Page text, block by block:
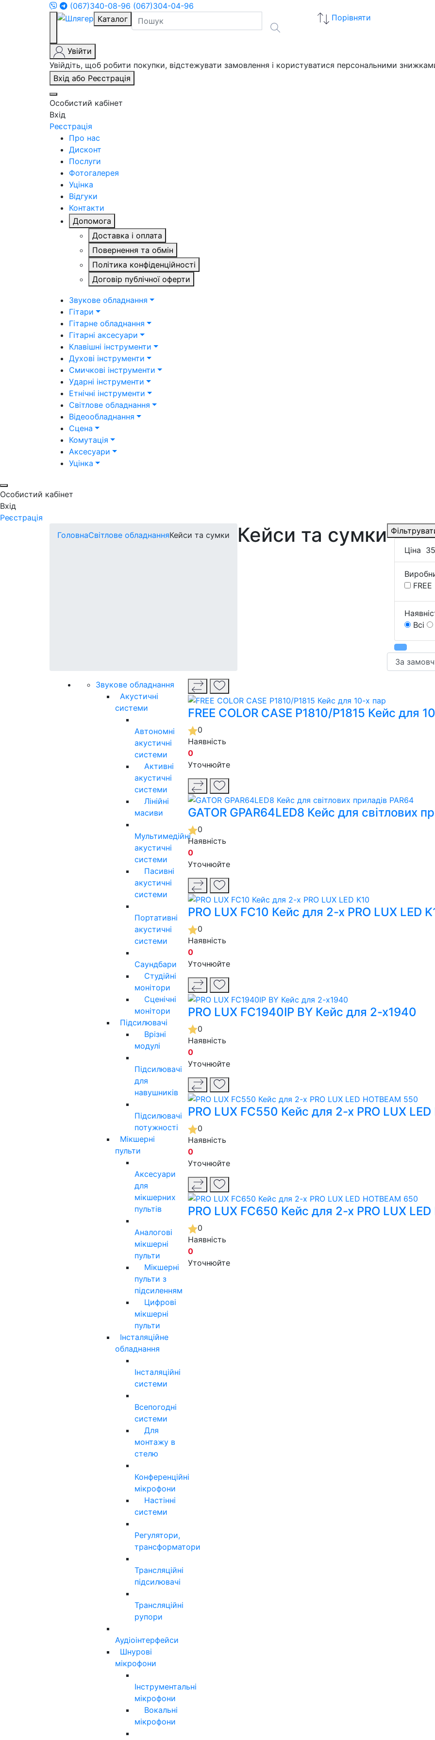
(067)340-08-96 (067)304-04-96
Каталог
Порівняти
Увійти
Увійдіть, щоб робити покупки, відстежувати замовлення і користуватися персональними
Вхід або Реєстрація
Особистий кабінет
Вхід
Реєстрація
Про нас
Дисконт
Послуги
Фотогалерея
Уцінка
Відгуки
Контакти
Допомога
Доставка і оплата
Повернення та обмін
Політика конфіденційності
Договір публічної оферти
Звукове обладнання
Гітари
Гітарне обладнання
Гітарні аксесуари
Клавішні інструменти
Духові інструменти
Смичкові інструменти
Ударні інструменти
Етнічні інструменти
Світлове обладнання
Відеообладнання
Сцена
Комутація
Аксесуари
Уцінка
Особистий кабінет
Вхід
Реєстрація
ГоловнаСвітлове обладнанняКейси та сумки Кейси та сумки
Ціна
Всі
Звукове обладнання
Акустичні
системи
Автономні
акустичні
системи
Активні
акустичні
системи
Лінійні
масиви
Мультимедійні
акустичні
системи
Пасивні
акустичні
системи
Портативні
акустичні
системи
Саундбари
Студійні
монітори
Сценічні
монітори
Підсилювачі
Врізні
модулі
Підсилювачі
для
навушників
Підсилювачі
потужності
Мікшерні
пульти
Аксесуари
для
мікшерних
пультів
Аналогові
мікшерні
пульти
Мікшерні
пульти з
підсиленням
Цифрові
мікшерні
пульти
Інсталяційне
обладнання
Інсталяційні
системи
Всепогодні
системи
Для
монтажу в
стелю
Конференційні
мікрофони
Настінні
системи
Регулятори,
трансформатори
Трансляційні
підсилювачі
Трансляційні
рупори
Аудіоінтерфейси
Шнурові
мікрофони
Інструментальні
мікрофони
Вокальні
мікрофони
FREE COLOR CASE P1810/P1815 Кейс для
0
Наявність
0
Уточнюйте
GATOR GPAR64LED8 Кейс для світлових
0
Наявність
0
Уточнюйте
PRO LUX FC10 Кейс для 2-х PRO LUX LED
0
Наявність
0
Уточнюйте
PRO LUX FC1940IP BY Кейс для 2-х1940
0
Наявність
0
Уточнюйте
PRO LUX FC550 Кейс для 2-х PRO LUX
0
Наявність
0
Уточнюйте
PRO LUX FC650 Кейс для 2-х PRO LUX
0
Наявність
0
Уточнюйте